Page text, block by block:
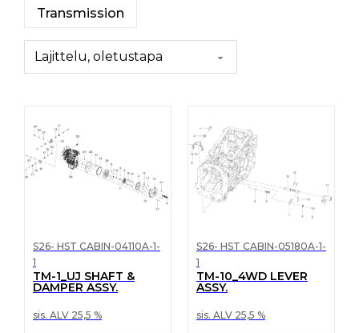
Transmission
S26- HST CABIN-04110A-1-
1
TM-1_UJ SHAFT &
DAMPER ASSY.
sis. ALV 25,5 %
S26- HST CABIN-05180A-1-
1
TM-10_4WD LEVER
ASSY.
sis. ALV 25,5 %